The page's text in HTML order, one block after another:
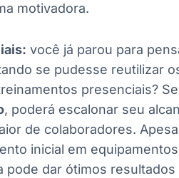
motivadora.
você já parou para
se pudesse reutilizar
presenciais?
, poderá escalonar seu
de colaboradores.
inicial em equipamentos
pode dar ótimos resultados